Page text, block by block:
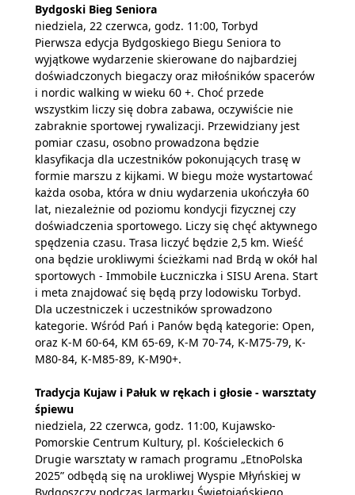
Bydgoski Bieg Seniora
niedziela, 22 czerwca, godz. 11:00, Torbyd
Pierwsza edycja Bydgoskiego Biegu Seniora to
wyjątkowe wydarzenie skierowane do najbardziej
doświadczonych biegaczy oraz miłośników spacerów
i nordic walking w wieku 60 +. Choć przede
wszystkim liczy się dobra zabawa, oczywiście nie
zabraknie sportowej rywalizacji. Przewidziany jest
pomiar czasu, osobno prowadzona będzie
klasyfikacja dla uczestników pokonujących trasę w
formie marszu z kijkami. W biegu może wystartować
każda osoba, która w dniu wydarzenia ukończyła 60
lat, niezależnie od poziomu kondycji fizycznej czy
doświadczenia sportowego. Liczy się chęć aktywnego
spędzenia czasu. Trasa liczyć będzie 2,5 km. Wieść
ona będzie urokliwymi ścieżkami nad Brdą w okół hal
sportowych - Immobile Łuczniczka i SISU Arena. Start
i meta znajdować się będą przy lodowisku Torbyd.
Dla uczestniczek i uczestników sprowadzono
kategorie. Wśród Pań i Panów będą kategorie: Open,
oraz K-M 60-64, KM 65-69, K-M 70-74, K-M75-79, K-
M80-84, K-M85-89, K-M90+.
Tradycja Kujaw i Pałuk w rękach i głosie - warsztaty
śpiewu
niedziela, 22 czerwca, godz. 11:00, Kujawsko-
Pomorskie Centrum Kultury, pl. Kościeleckich 6
Drugie warsztaty w ramach programu „EtnoPolska
2025” odbędą się na urokliwej Wyspie Młyńskiej w